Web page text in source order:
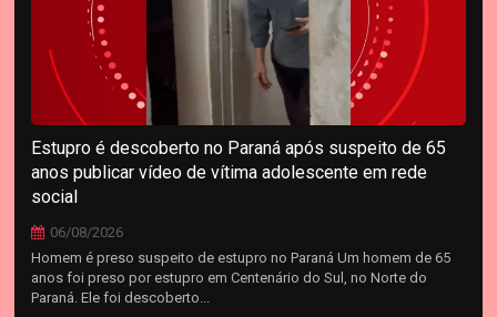
Estupro é descoberto no Paraná após suspeito de 65
anos publicar vídeo de vítima adolescente em rede
social
06/08/2026
Homem é preso suspeito de estupro no Paraná Um homem de 65
anos foi preso por estupro em Centenário do Sul, no Norte do
Paraná. Ele foi descoberto...